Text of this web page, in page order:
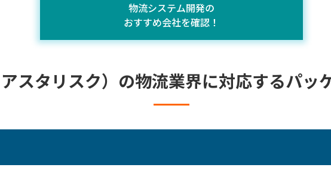
物流システム開発の
おすすめ会社を確認！
スタリスク）の物流業界に対応するパッ